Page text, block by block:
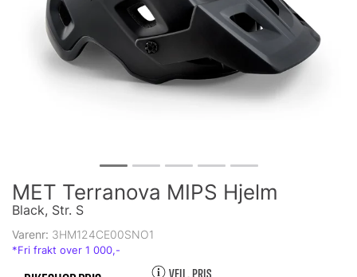
MET Terranova MIPS Hjelm
Black, Str. S
Varenr: 3HM124CE00SNO1
VEIL. PRIS